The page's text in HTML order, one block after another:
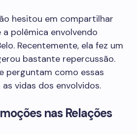
hesitou em compartilhar
polêmica envolvendo
Recentemente, ela fez um
bastante repercussão.
perguntam como essas
vidas dos envolvidos.
nas Relações